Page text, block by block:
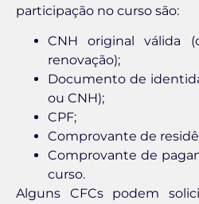
participação no curso são:
CNH original válida
renovação);
Documento de
ou CNH);
CPF;
Comprovante de
Comprovante de
curso.
Alguns CFCs podem